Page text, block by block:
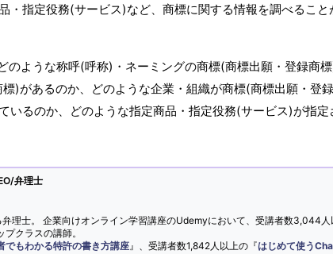
・指定役務(サービス)など、商標に関する情報を調べること
ような称呼(呼称)・ネーミングの商標(商標出願・登録商
)があるのか、どのような企業・組織が商標(商標出願・登
いるのか、どのような指定商品・指定役務(サービス)が指定
弁理士
理士。 企業向けオンライン学習講座のUdemyにおいて、受講者数3,044人
クラスの講師。
でもわかる特許の書き方講座 』、受講者数1,842人以上の『はじめて使う